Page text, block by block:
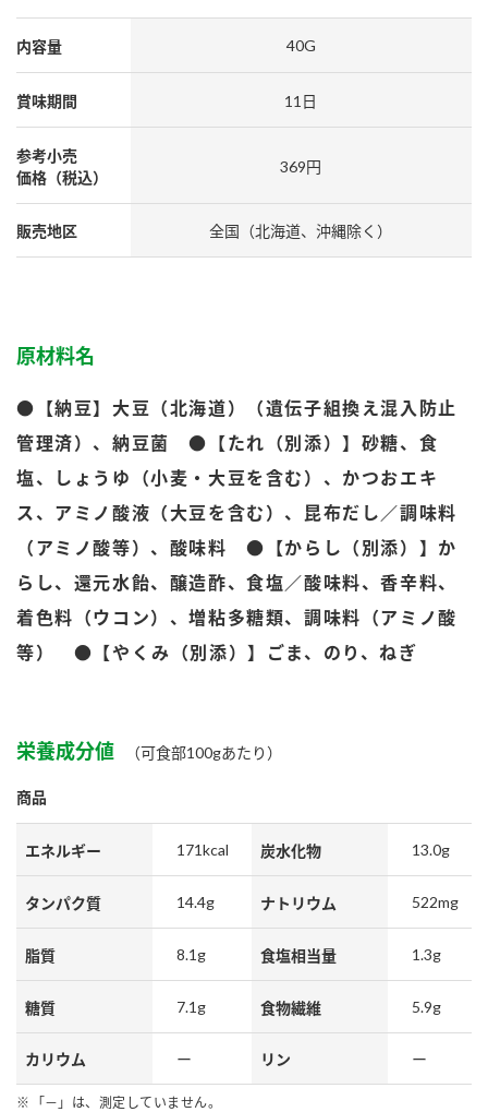
Fibee
鍋なび
三ツ判山吹
スペシャルサイト
ぽん酢サワー
納豆の豆知識
鍋奉行マニュアル
ミツカンのCM
ロングセラー商品 ＋ おすすめレシピ
人気商品 ＋ おすすめレシピ
水の文化センター（アーカイブ）
MIM（ミツカンミュージアム）
キッザニア東京「ぽん酢工房」
販売終了製品のご案内
よくあるご質問
地図から取り扱い店舗を探す
ミツカン公式通販
検索
内容量 40G
賞味期間 11日
参考小売
価格（税込）
369円
販売地区 全国（北海道、沖縄除く）
原材料名
●【納豆】大豆（北海道）（遺伝子組換え混入防止
管理済）、納豆菌 ●【たれ（別添）】砂糖、食
塩、しょうゆ（小麦・大豆を含む）、かつおエキ
ス、アミノ酸液（大豆を含む）、昆布だし／調味料
（アミノ酸等）、酸味料 ●【からし（別添）】か
らし、還元水飴、醸造酢、食塩／酸味料、香辛料、
着色料（ウコン）、増粘多糖類、調味料（アミノ酸
等） ●【やくみ（別添）】ごま、のり、ねぎ
栄養成分値 （可食部100gあたり）
商品
エネルギー 171kcal 炭水化物 13.0g
タンパク質 14.4g ナトリウム 522mg
脂質 8.1g 食塩相当量 1.3g
糖質 7.1g 食物繊維 5.9g
カリウム ー リン ー
「－」は、測定していません。